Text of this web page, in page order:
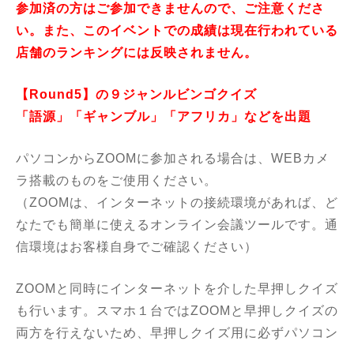
参加済の方はご参加できませんので、ご注意くださ
い。また、このイベントでの成績は現在行われている
店舗のランキングには反映されません。
【Round5】の９ジャンルビンゴクイズ
「語源」「ギャンブル」「アフリカ」などを出題
パソコンからZOOMに参加される場合は、WEBカメ
ラ搭載のものをご使用ください。
（ZOOMは、インターネットの接続環境があれば、ど
なたでも簡単に使えるオンライン会議ツールです。通
信環境はお客様自身でご確認ください）
ZOOMと同時にインターネットを介した早押しクイズ
も行います。スマホ１台ではZOOMと早押しクイズの
両方を行えないため、早押しクイズ用に必ずパソコン